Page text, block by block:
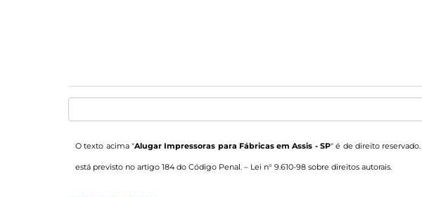
O texto acima "Alugar Impressoras para Fábricas em Assis - SP" é de direito
está previsto no artigo 184 do Código Penal. – Lei n° 9.610-98 sobre direitos autorais.